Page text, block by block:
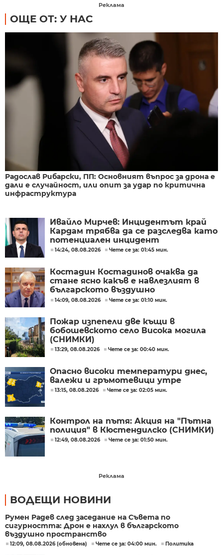
Реклама
ОЩЕ ОТ: У НАС
Радослав Рибарски, ПП: Основният въпрос за дрона е
дали е случайност, или опит за удар по критична
инфраструктура
Ивайло Мирчев: Инцидентът край
Кардам трябва да се разследва като
потенциален инцидент
14:24, 08.08.2026 Чете се за: 01:45 мин.
Костадин Костадинов очаква да
стане ясно какъв е навлезлият в
българското въздушно
пространство дрон
14:09, 08.08.2026 Чете се за: 01:10 мин.
Пожар изпепели две къщи в
бобошевското село Висока могила
(СНИМКИ)
13:29, 08.08.2026 Чете се за: 00:40 мин.
Опасно високи температури днес,
валежи и гръмотевици утре
13:15, 08.08.2026 Чете се за: 02:05 мин.
Контрол на пътя: Акция на "Пътна
полиция" в Кюстендилско (СНИМКИ)
12:49, 08.08.2026 Чете се за: 01:50 мин.
Реклама
ВОДЕЩИ НОВИНИ
Румен Радев след заседание на Съвета по
сигурността: Дрон е нахлул в българското
въздушно пространство
12:09, 08.08.2026 (обновена) Чете се за: 04:00 мин. Политика